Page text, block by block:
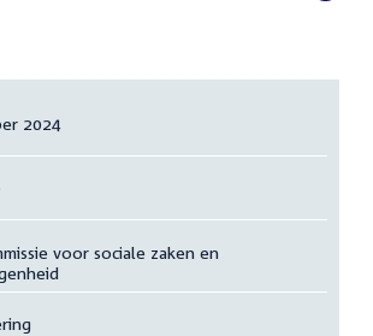
2024
voor sociale zaken en